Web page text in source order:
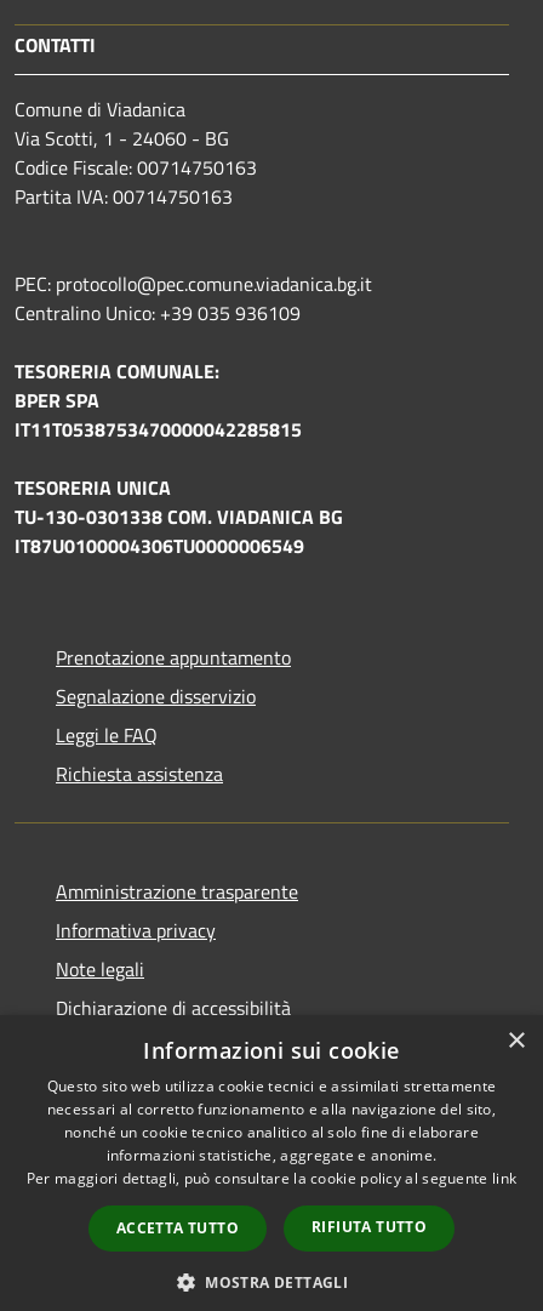
CONTATTI
Comune di Viadanica
Via Scotti, 1 - 24060 - BG
Codice Fiscale: 00714750163
Partita IVA: 00714750163
PEC: protocollo@pec.comune.viadanica.bg.it
Centralino Unico: +39 035 936109
TESORERIA COMUNALE:
BPER SPA
IT11T0538753470000042285815
TESORERIA UNICA
TU-130-0301338 COM. VIADANICA BG
IT87U0100004306TU0000006549
Prenotazione appuntamento
Segnalazione disservizio
Leggi le FAQ
Richiesta assistenza
Amministrazione trasparente
Informativa privacy
Note legali
Dichiarazione di accessibilità
Accessibilità
Privacy
Mappa del sito
Copyright © 2026 • Comune di
Viadanica • Powered by
Municipium•Accesso
redazione
×
Informazioni sui cookie
Questo sito web utilizza cookie tecnici e assimilati strettamente
necessari al corretto funzionamento e alla navigazione del sito,
nonché un cookie tecnico analitico al solo fine di elaborare
informazioni statistiche, aggregate e anonime.
Per maggiori dettagli, può consultare la cookie policy al seguente link
ACCETTA TUTTO RIFIUTA TUTTO
MOSTRA DETTAGLI